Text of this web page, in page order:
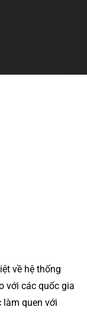
về hệ thống
với các quốc gia
làm quen với